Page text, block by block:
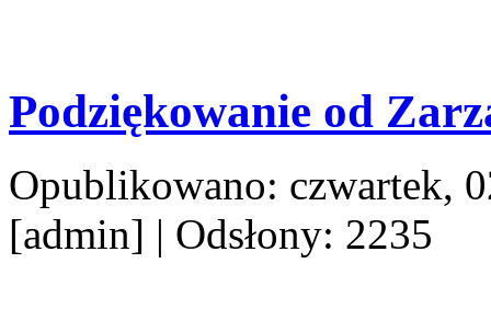
Podziękowanie od
Opublikowano: czwartek,
[admin] | Odsłony: 2235